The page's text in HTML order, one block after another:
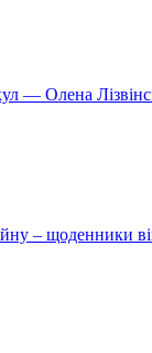
— Олена
– щоденники